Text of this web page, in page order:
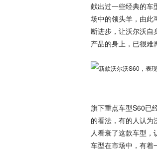
献出过一些经典的车
场中的领头羊，由此
断进步，让沃尔沃自
产品的身上，已很难
旗下重点车型S60已
的看法，有的人认为
人看衰了这款车型
车型在市场中，有着